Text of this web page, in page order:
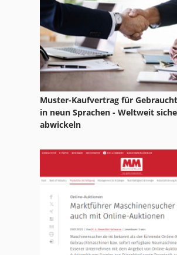
Nc Drehmaschine
Nc Teilapparat
Ng 200
Nutzfahrzeuge
Tg 0701
Tielburger Tk 18
Tos Fn 20
Muster-Kaufvertrag für
in neun Sprachen - Weltweit
abwickeln